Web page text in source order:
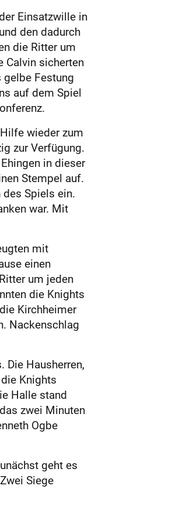
Einsatzwille in
den dadurch
die Ritter um
Calvin sicherten
Festung
auf dem Spiel
wieder zum
zur Verfügung.
in dieser
Stempel auf.
Spiels ein.
war. Mit
mit
einen
um jeden
die Knights
Kirchheimer
Nackenschlag
Die Hausherren,
Knights
Halle stand
zwei Minuten
Ogbe
geht es
Siege